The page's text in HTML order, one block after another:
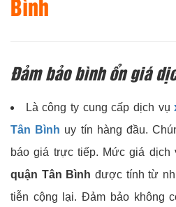
Bình
Đảm bảo bình ổn giá
Là công ty cung cấp dịch vụ
Tân Bình uy tín hàng đầu.
báo giá trực tiếp. Mức giá
quận Tân Bình được tính từ
tiễn cộng lại. Đảm bảo không